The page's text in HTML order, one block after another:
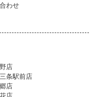
わせ
店
条駅前店
店